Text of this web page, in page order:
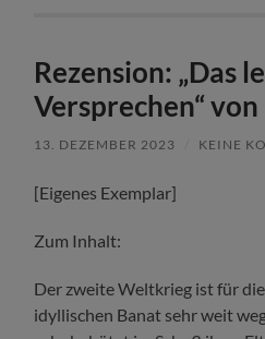
Rezension: „Das
Versprechen“
13. DEZEMBER 2023 KEINE
[Eigenes Exemplar]
Zum Inhalt:
Der zweite Weltkrieg ist für
idyllischen Banat sehr weit